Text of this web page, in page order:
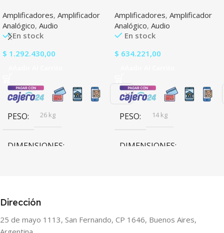
Amplificadores, Amplificador
Analógico, Audio
En stock
$ 1.292.430,00
PESO 26 kg
DIMENSIONES
Amplificadores, Amplificador
Analógico, Audio
En stock
$ 634.221,00
PESO 14 kg
DIMENSIONES
Dirección
25 de mayo 1113, San Fernando, CP 1646, Buenos Aires,